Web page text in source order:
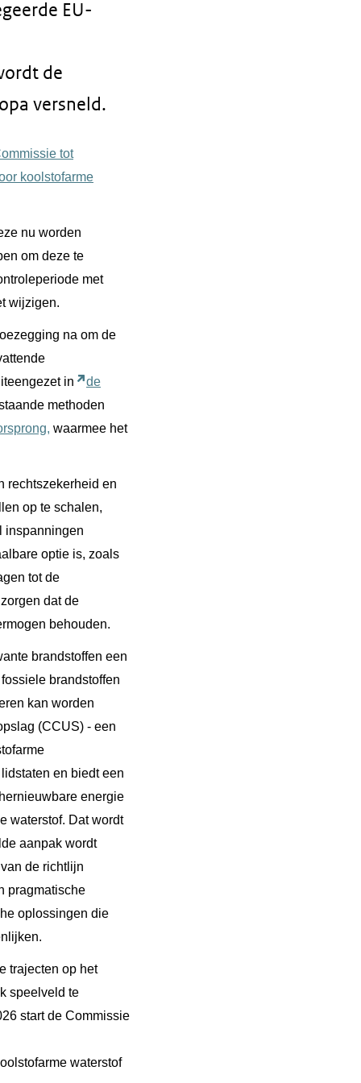
EU-
de
versneld.
tot
koolstofarme
nu worden
om deze te
met
wijzigen.
na om de
in
de
methoden
waarmee het
rechtszekerheid en
op te schalen,
inspanningen
optie is, zoals
tot de
dat de
behouden.
brandstoffen een
brandstoffen
kan worden
(CCUS) - een
en biedt een
energie
waterstof. Dat wordt
aanpak wordt
de richtlijn
pragmatische
oplossingen die
trajecten op het
speelveld te
start de Commissie
waterstof